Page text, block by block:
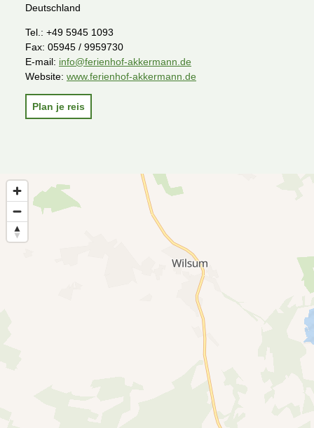
Deutschland
Tel.: +49 5945 1093
Fax: 05945 / 9959730
E-mail: info@ferienhof-akkermann.de
Website: www.ferienhof-akkermann.de
Plan je reis